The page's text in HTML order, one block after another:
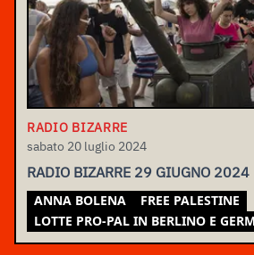
RADIO BIZARRE
sabato 20 luglio 2024
RADIO BIZARRE 29 GIUGNO 2024
ANNA BOLENA
FREE PALESTINE
LOTTE PRO-PAL IN BERLINO E